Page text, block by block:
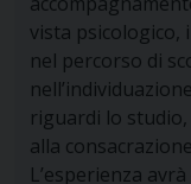
vista psicologico,
nel percorso di
riguardi lo
alla
L’esperienza